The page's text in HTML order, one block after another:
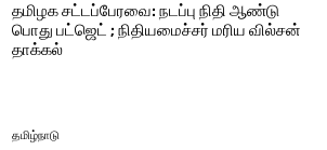
தமிழக சட்டப்பேரவை: நடப்பு நிதி ஆண்​டு
பொது பட்ஜெட் ; நிதியமைச்சர் மரிய வில்சன்
தாக்​கல்
தமிழ்நாடு